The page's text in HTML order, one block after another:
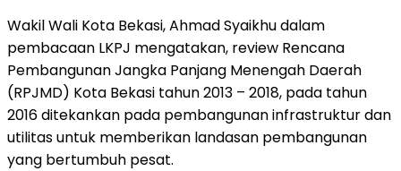
Wakil Wali Kota Bekasi, Ahmad Syaikhu dalam
pembacaan LKPJ mengatakan, review Rencana
Pembangunan Jangka Panjang Menengah Daerah
(RPJMD) Kota Bekasi tahun 2013 – 2018, pada tahun
2016 ditekankan pada pembangunan infrastruktur dan
utilitas untuk memberikan landasan pembangunan
yang bertumbuh pesat.